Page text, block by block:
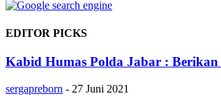
EDITOR PICKS
Kabid Humas Polda Jabar :
sergapreborn - 27 Juni 2021